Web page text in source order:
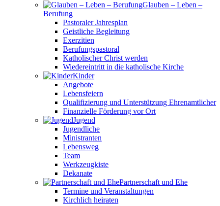
Glauben – Leben –
Berufung
Pastoraler Jahresplan
Geistliche Begleitung
Exerzitien
Berufungspastoral
Katholischer Christ werden
Wiedereintritt in die katholische Kirche
Kinder
Angebote
Lebensfeiern
Qualifizierung und Unterstützung Ehrenamtlicher
Finanzielle Förderung vor Ort
Jugend
Jugendliche
Ministranten
Lebensweg
Team
Werkzeugkiste
Dekanate
Partnerschaft und Ehe
Termine und Veranstaltungen
Kirchlich heiraten